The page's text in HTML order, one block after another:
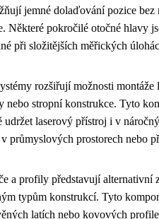
jemné dolaďování pozice
Některé pokročilé otočné hlavy
při složitějších měřických
rozšiřují možnosti
nebo stropní konstrukce. Tyto
udržet laserový přístroj i v
průmyslových prostorech nebo
a profily představují alternativní
typům konstrukcí. Tyto
latích nebo kovových